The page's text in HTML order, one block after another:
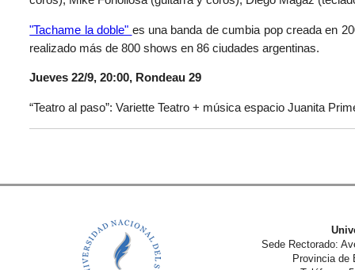
"Tachame la doble" es una banda de cumbia pop creada en
realizado más de 800 shows en 86 ciudades argentinas.
Jueves 22/9, 20:00, Rondeau 29
“Teatro al paso”: Variette Teatro + música espacio Juanita
Sede Rectorado:
Provincia de